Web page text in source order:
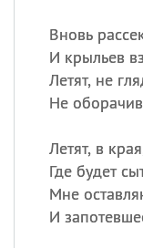
Вновь
И крыльев
Летят, не
Не
Летят, в
Где будет
Мне
И